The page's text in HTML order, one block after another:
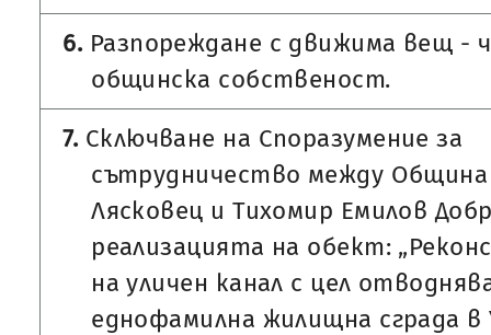
6. Разпореждане с движима вещ -
общинска собственост.
7. Сключване на Споразумение за
сътрудничество между Община
Лясковец и Тихомир Емилов
реализацията на обект:
на уличен канал с цел
еднофамилна жилищна сграда в